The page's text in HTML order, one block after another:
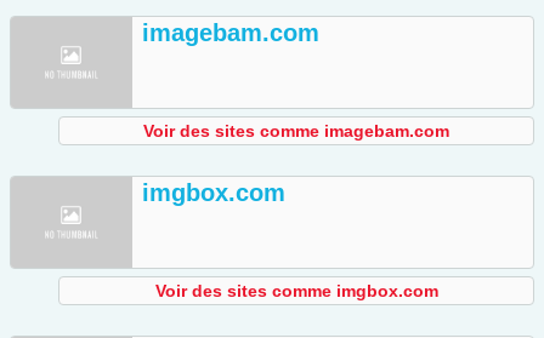
imagebam.com
Voir des sites comme imagebam.com
imgbox.com
Voir des sites comme imgbox.com